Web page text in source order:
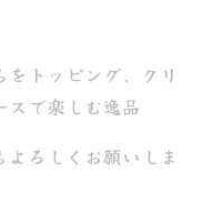
トッピング、クリ
スで楽しむ逸品
ろしくお願いしま